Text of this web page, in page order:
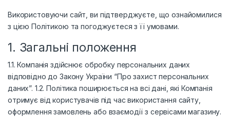
Використовуючи сайт, ви підтверджуєте, що ознайомилися
з цією Політикою та погоджуєтеся з її умовами.
1. Загальні положення
1.1. Компанія здійснює обробку персональних даних
відповідно до Закону України “Про захист персональних
даних”. 1.2. Політика поширюється на всі дані, які Компанія
отримує від користувачів під час використання сайту,
оформлення замовлень або взаємодії з сервісами магазину.